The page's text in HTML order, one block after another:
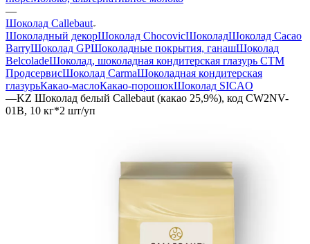
—
Шоколад Callebaut
Шоколадный декорШоколад ChocovicШоколадШоколад Cacao
BarryШоколад GPШоколадные покрытия, ганашШоколад
BelcoladeШоколад, шоколадная кондитерская глазурь СТМ
ПродсервисШоколад CarmaШоколадная кондитерская
глазурьКакао-маслоКакао-порошокШоколад SICAO
—KZ Шоколад белый Callebaut (какао 25,9%), код CW2NV-
01B, 10 кг*2 шт/уп